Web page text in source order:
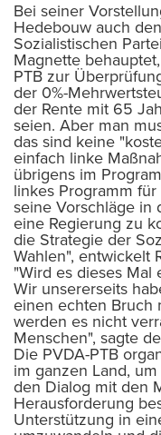
Bei seiner
Hedebouw auch
Sozialistischen
Magnette
PTB zur
der 0%-
der Rente mit 65
seien. Aber man
das sind keine
einfach linke
übrigens im
linkes Programm
seine Vorschläge in
eine Regierung zu
die Strategie der
Wahlen", entwickelt
"Wird es dieses Mal
Wir unsererseits
einen echten Bruch
werden es nicht
Menschen", sagte
Die PVDA-PTB
im ganzen Land,
den Dialog mit den
Herausforderung
Unterstützung in